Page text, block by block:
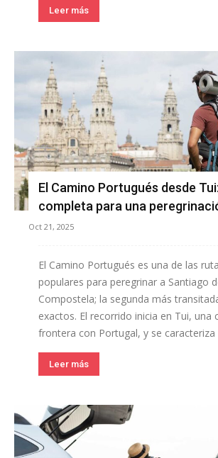
Leer más
El Camino Portugués desde
completa para una
Oct 21, 2025
El Camino Portugués es una de las
populares para peregrinar a Santiago
Compostela; la segunda más
exactos. El recorrido inicia en Tui, una
frontera con Portugal, y se caracteriza
Leer más